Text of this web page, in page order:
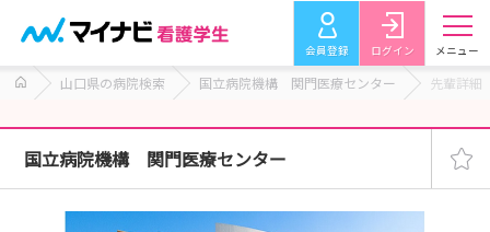
会員登録 ログイン メニュー
山口県の病院検索 国立病院機構 関門医療センター 先輩詳細
国立病院機構 関門医療センター